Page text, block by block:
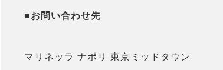
■お問い合わせ先
マリネッラ ナポリ 東京ミッドタウン